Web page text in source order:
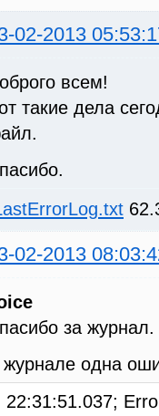
02-2013
всем!
такие дела
02-2013
за журнал.
одна
22:31:51.037;